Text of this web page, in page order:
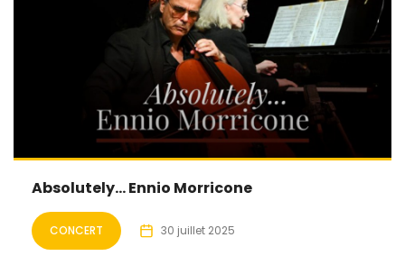
Absolutely… Ennio Morricone
CONCERT 30 juillet 2025